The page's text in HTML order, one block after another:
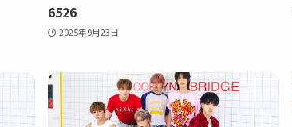
6526
2025年9月23日